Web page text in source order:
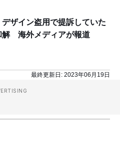
ザイン盗用で提訴していた
解 海外メディアが報道
最終更新日: 2023年06月19日